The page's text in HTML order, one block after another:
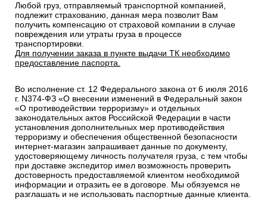
Любой груз, отправляемый транспортной компанией,
подлежит страхованию, данная мера позволит Вам
получить компенсацию от страховой компании в случае
повреждения или утраты груза в процессе
транспортировки.
Для получении заказа в пункте выдачи ТК необходимо
предоставление паспорта.
Во исполнение ст. 12 Федерального закона от 6 июля 2016
г. N374-ФЗ «О внесении изменений в Федеральный закон
«О противодействии терроризму» и отдельных
законодательных актов Российской Федерации в части
установления дополнительных мер противодействия
терроризму и обеспечения общественной безопасности
интернет-магазин запрашивает данные по документу,
удостоверяющему личность получателя груза, с тем чтобы
при доставке экспедитор имел возможность проверить
достоверность предоставляемой клиентом необходимой
информации и отразить ее в договоре. Мы обязуемся не
разглашать и не использовать паспортные данные клиента.